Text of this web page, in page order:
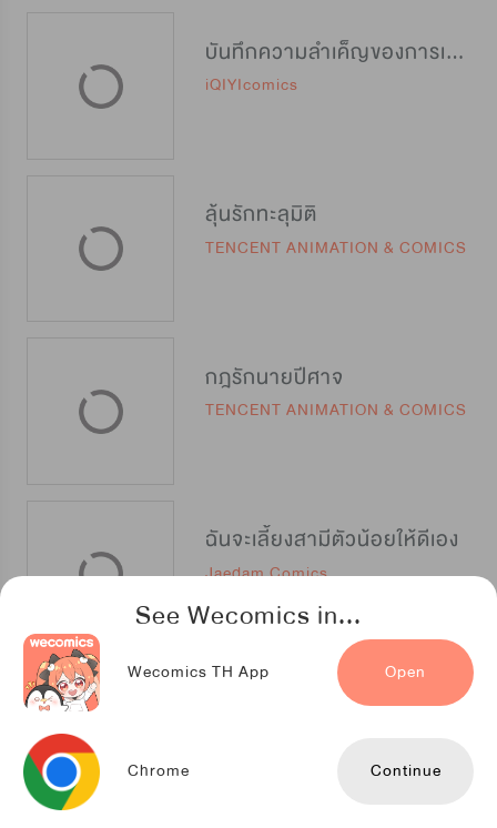
See Wecomics in...
Wecomics TH App Open
Chrome Continue
บันทึกความลำเค็ญของการเป็นสนมคนโปรด
iQIYIcomics
ลุ้นรักทะลุมิติ
TENCENT ANIMATION & COMICS
กฎรักนายปีศาจ
TENCENT ANIMATION & COMICS
ฉันจะเลี้ยงสามีตัวน้อยให้ดีเอง
Jaedam Comics
พรรักพิชิตนายมังกร